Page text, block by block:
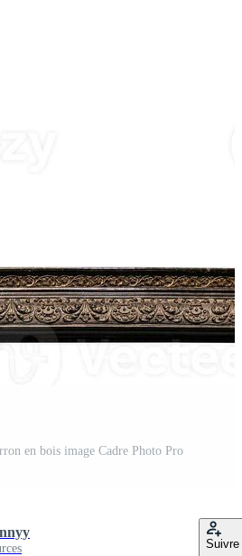
en bois image Cadre Photo Pro
Suivre